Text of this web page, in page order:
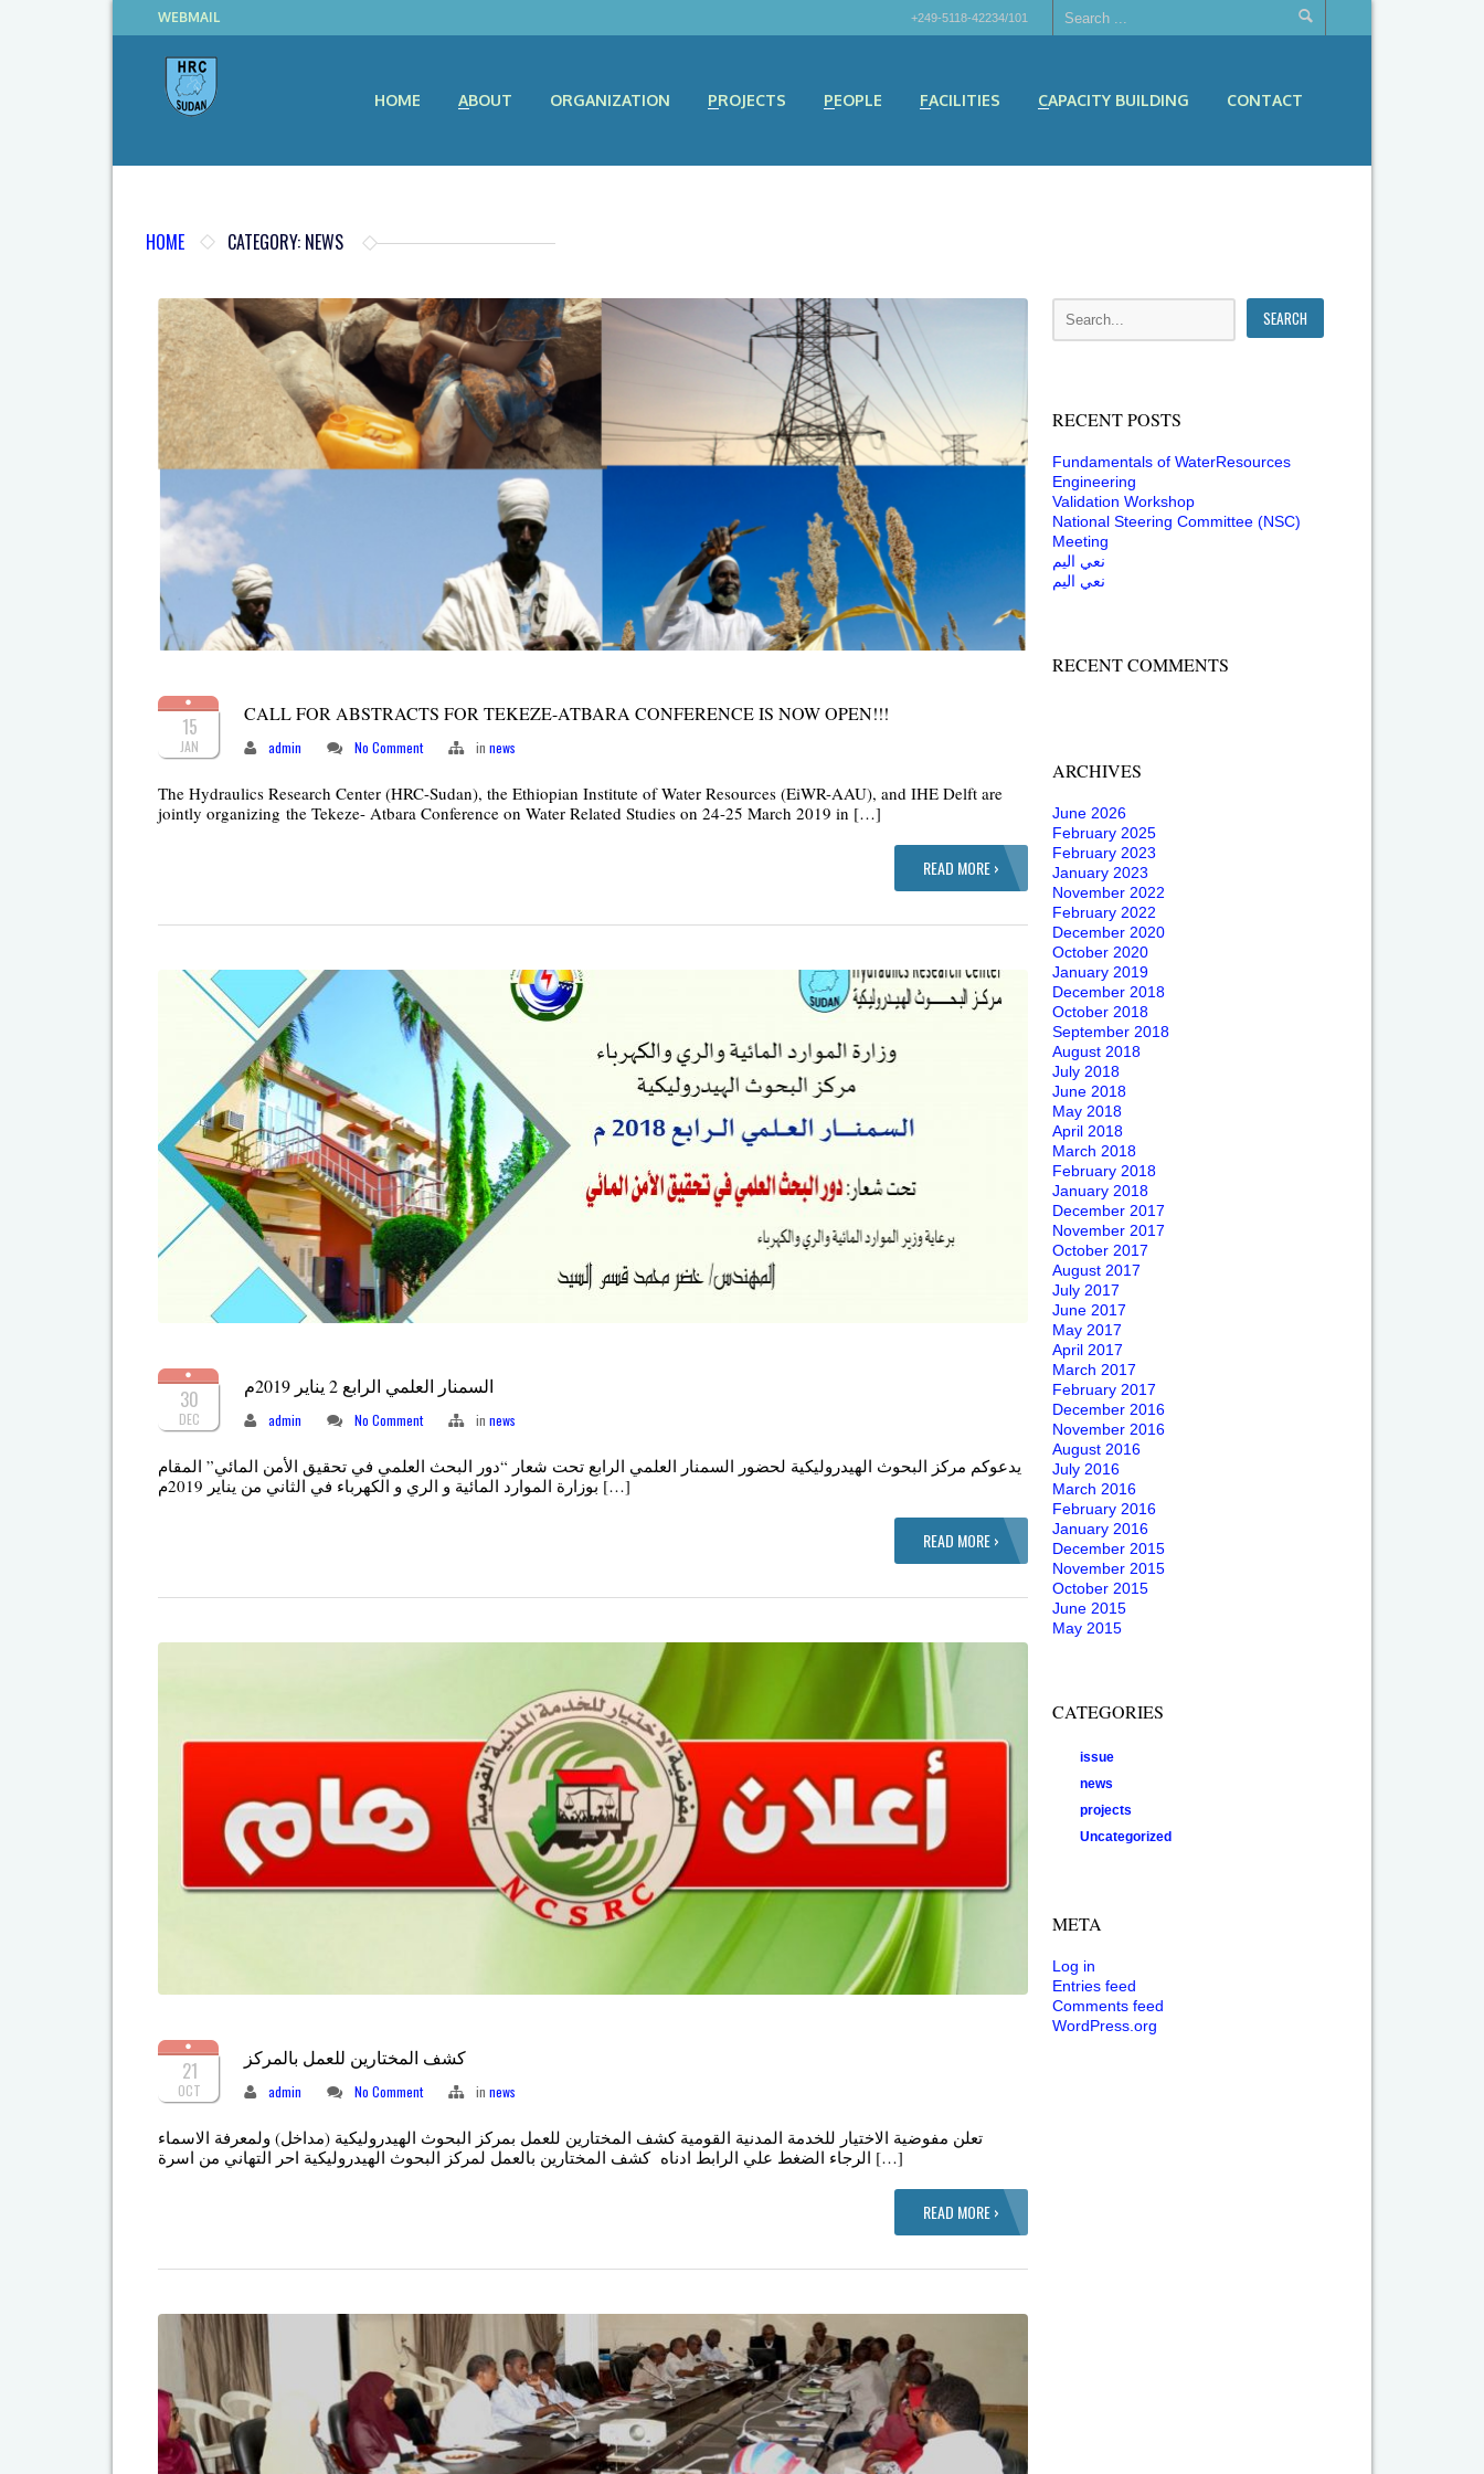
WEBMAIL +249-5118-42234/101
HOME ABOUT ORGANIZATION PROJECTS PEOPLE FACILITIES CAPACITY BUILDING CONTACT
HOME CATEGORY: NEWS
15
JAN
CALL FOR ABSTRACTS FOR TEKEZE-ATBARA CONFERENCE IS NOW OPEN!!!
admin No Comment in news
The Hydraulics Research Center (HRC-Sudan), the Ethiopian Institute of Water Resources (EiWR-AAU), and IHE Delft are
jointly organizing the Tekeze- Atbara Conference on Water Related Studies on 24-25 March 2019 in […]
READ MORE ›
30
DEC
السمنار العلمي الرابع 2 يناير 2019م
admin No Comment in news
يدعوكم مركز البحوث الهيدروليكية لحضور السمنار العلمي الرابع تحت شعار “دور البحث العلمي في تحقيق الأمن المائي” المقام
بوزارة الموارد المائية و الري و الكهرباء في الثاني من يناير 2019م […]
READ MORE ›
21
OCT
كشف المختارين للعمل بالمركز
admin No Comment in news
تعلن مفوضية الاختيار للخدمة المدنية القومية كشف المختارين للعمل بمركز البحوث الهيدروليكية (مداخل) ولمعرفة الاسماء
الرجاء الضغط علي الرابط ادناه كشف المختارين بالعمل لمركز البحوث الهيدروليكية احر التهاني من اسرة […]
READ MORE ›
RECENT POSTS
Fundamentals of WaterResources
Engineering
Validation Workshop
National Steering Committee (NSC)
Meeting
نعي اليم
نعي اليم
RECENT COMMENTS
ARCHIVES
June 2026
February 2025
February 2023
January 2023
November 2022
February 2022
December 2020
October 2020
January 2019
December 2018
October 2018
September 2018
August 2018
July 2018
June 2018
May 2018
April 2018
March 2018
February 2018
January 2018
December 2017
November 2017
October 2017
August 2017
July 2017
June 2017
May 2017
April 2017
March 2017
February 2017
December 2016
November 2016
August 2016
July 2016
March 2016
February 2016
January 2016
December 2015
November 2015
October 2015
June 2015
May 2015
CATEGORIES
issue
news
projects
Uncategorized
META
Log in
Entries feed
Comments feed
WordPress.org